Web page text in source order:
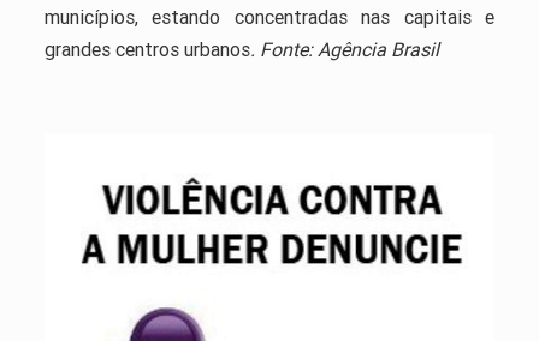
municípios, estando concentradas nas capitais e
grandes centros urbanos. Fonte: Agência Brasil